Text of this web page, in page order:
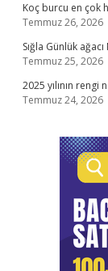
Koç burcu en çok
Temmuz 26, 2026
Sığla Günlük
Temmuz 25, 2026
2025 yılının rengi
Temmuz 24, 2026